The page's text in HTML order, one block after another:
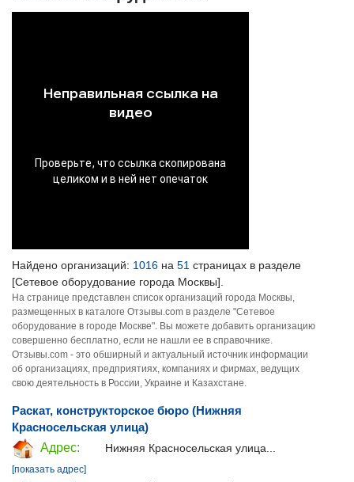
Найдено организаций: 1016 на 51 страницах в разделе
[Сетевое оборудование города Москвы].
На странице представлен список организаций города Москвы,
размещенных в каталоге Отзывы.com в разделе "Сетевое
оборудование в городе Москве". Вы можете добавить организацию
совершенно бесплатно, если не нашли ее в справочнике.
Отзывы.com - это обширный и актуальный источник информации
об организациях, предприятиях, компаниях и фирмах, ведущих
свою деятельность в России, Украине и Казахстане.
Раскат, конструкторское бюро (Нижняя
Красносельская улица)
Адрес:
Нижняя Красносельская улица...
[показать адрес]